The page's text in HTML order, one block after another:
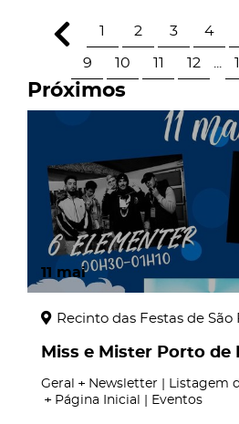
1 2 3 4
9 10 11 12
Próximos
11 mai
Recinto das Festas de São
Miss e Mister Porto de
Geral
Newsletter | Listagem
Página Inicial | Eventos